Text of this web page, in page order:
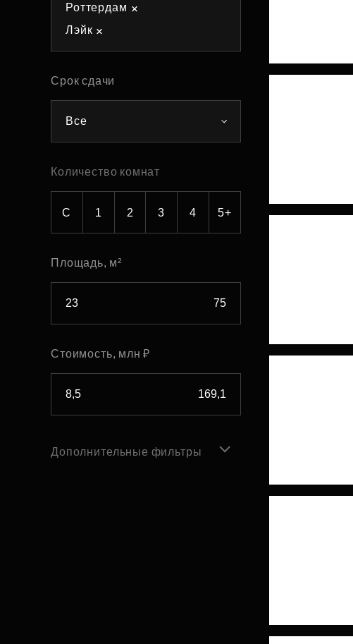
Роттердам
Лэйк
Срок сдачи
Все
Количество комнат
С 1 2 3 4 5+
Площадь, м²
Стоимость, млн ₽
Дополнительные фильтры